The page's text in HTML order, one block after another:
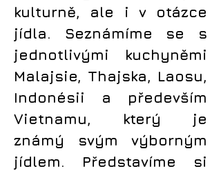
kulturně, ale i v otázce
jídla. Seznámíme se s
jednotlivými kuchyněmi
Malajsie, Thajska, Laosu,
Indonésii a především
Vietnamu, který je
známý svým výborným
jídlem. Představíme si